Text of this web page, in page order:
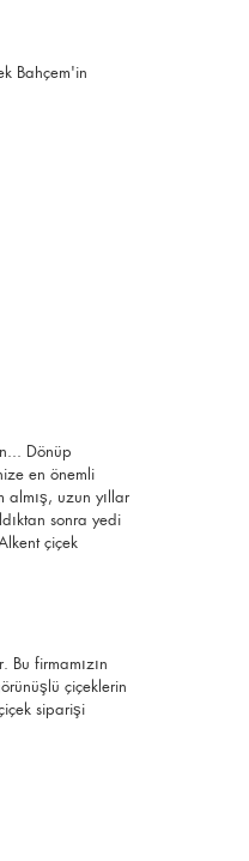
Bahçem'in
Dönüp
en önemli
almış, uzun yıllar
sonra yedi
çiçek
firmamızın
çiçeklerin
siparişi